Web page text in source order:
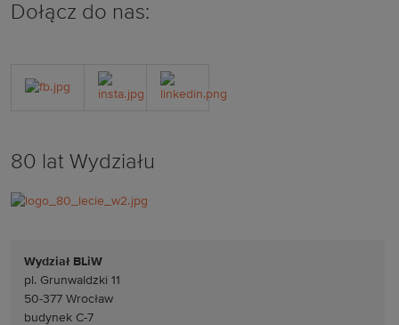
80 lat Wydziału
Wydział BLiW
pl. Grunwaldzki 11
50-377 Wrocław
budynek C-7
Dołącz do nas: